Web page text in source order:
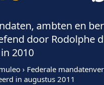
ambten en
door Rodolphe
2010
› Federale
in augustus 2011